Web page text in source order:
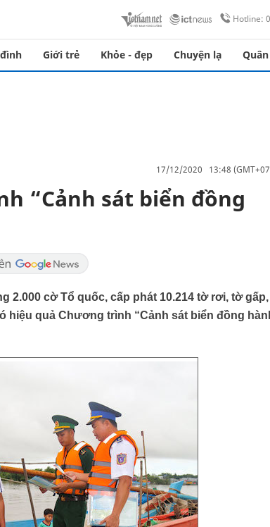
Hotline:
Giới trẻ Khỏe - đẹp Chuyện lạ
17/12/2020 13:48
“Cảnh sát biển đồng
2.000 cờ Tổ quốc, cấp phát 10.214 tờ rơi, tờ
hiệu quả Chương trình “Cảnh sát biển đồng